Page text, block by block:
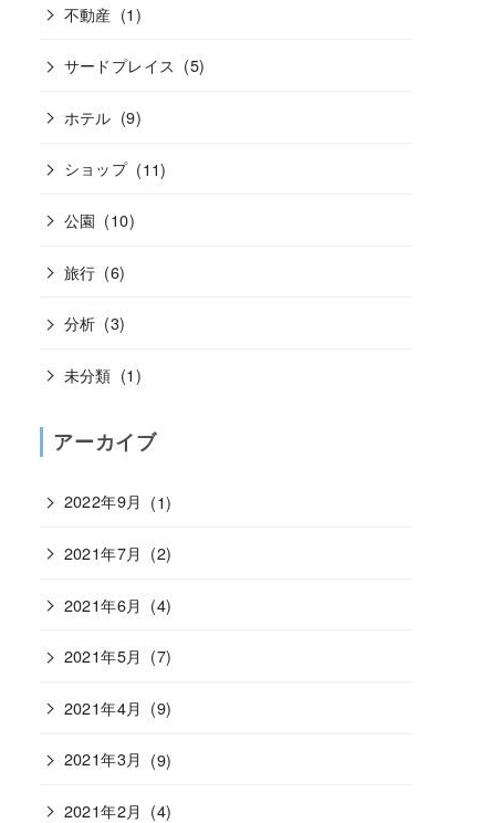
不動産 (1)
サードプレイス (5)
ホテル (9)
ショップ (11)
公園 (10)
旅行 (6)
分析 (3)
未分類 (1)
アーカイブ
2022年9月 (1)
2021年7月 (2)
2021年6月 (4)
2021年5月 (7)
2021年4月 (9)
2021年3月 (9)
2021年2月 (4)